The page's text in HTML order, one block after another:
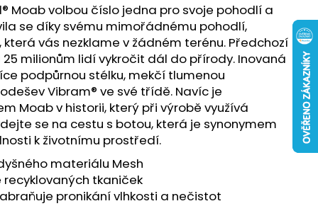
Moab volbou číslo jedna pro svoje pohodlí a
se díky svému mimořádnému pohodlí,
vás nezklame v žádném terénu. Předchozí
milionům lidí vykročit dál do přírody. Inovaná
podpůrnou stélku, mekčí tlumenou
Vibram® ve své třídě. Navíc je
Moab v historii, který při výrobě využívá
se na cestu s botou, která je synonymem
k životnímu prostředí.
materiálu Mesh
recyklovaných tkaniček
pronikání vlhkosti a nečistot
Následující
ULTRA 3 BLACK/DUSK